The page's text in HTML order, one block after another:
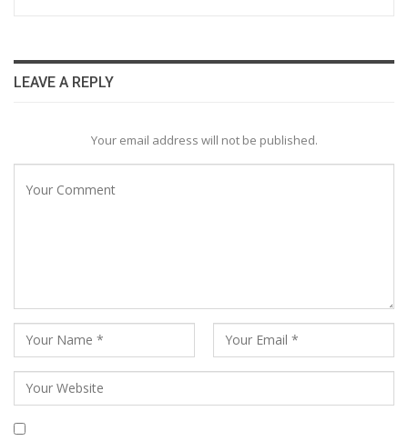
LEAVE A REPLY
Your email address will not be published.